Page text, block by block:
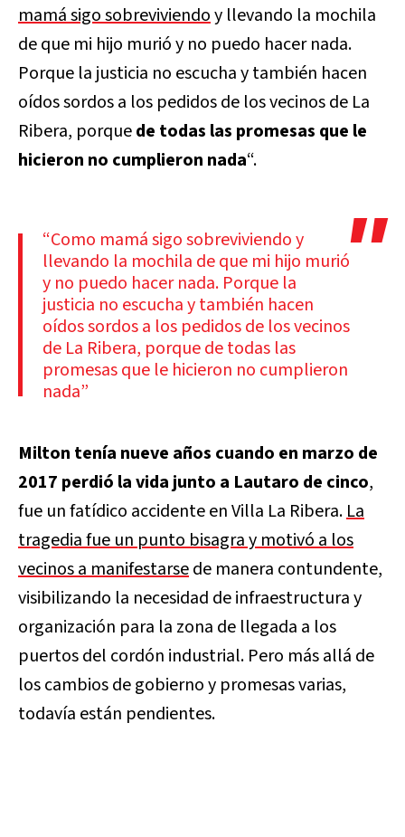
mamá sigo sobreviviendoy llevando la mochila
de que mi hijo murió y no puedo hacer nada.
Porque la justicia no escucha y también hacen
oídos sordos a los pedidos de los vecinos de La
Ribera, porquede todas las promesas que le
hicieron no cumplieron nada“.
“Como mamá sigo sobreviviendo y
llevando la mochila de que mi hijo murió
y no puedo hacer nada. Porque la
justicia no escucha y también hacen
oídos sordos a los pedidos de los vecinos
de La Ribera, porque de todas las
promesas que le hicieron no cumplieron
nada”
Milton tenía nueve años cuando en marzo de
2017 perdió la vida junto a Lautaro de cinco,
fue un fatídico accidente en Villa La Ribera.La
tragedia fue un punto bisagra y motivó a los
vecinos a manifestarsede manera contundente,
visibilizando la necesidad de infraestructura y
organización para la zona de llegada a los
puertos del cordón industrial. Pero más allá de
los cambios de gobierno y promesas varias,
todavía están pendientes.